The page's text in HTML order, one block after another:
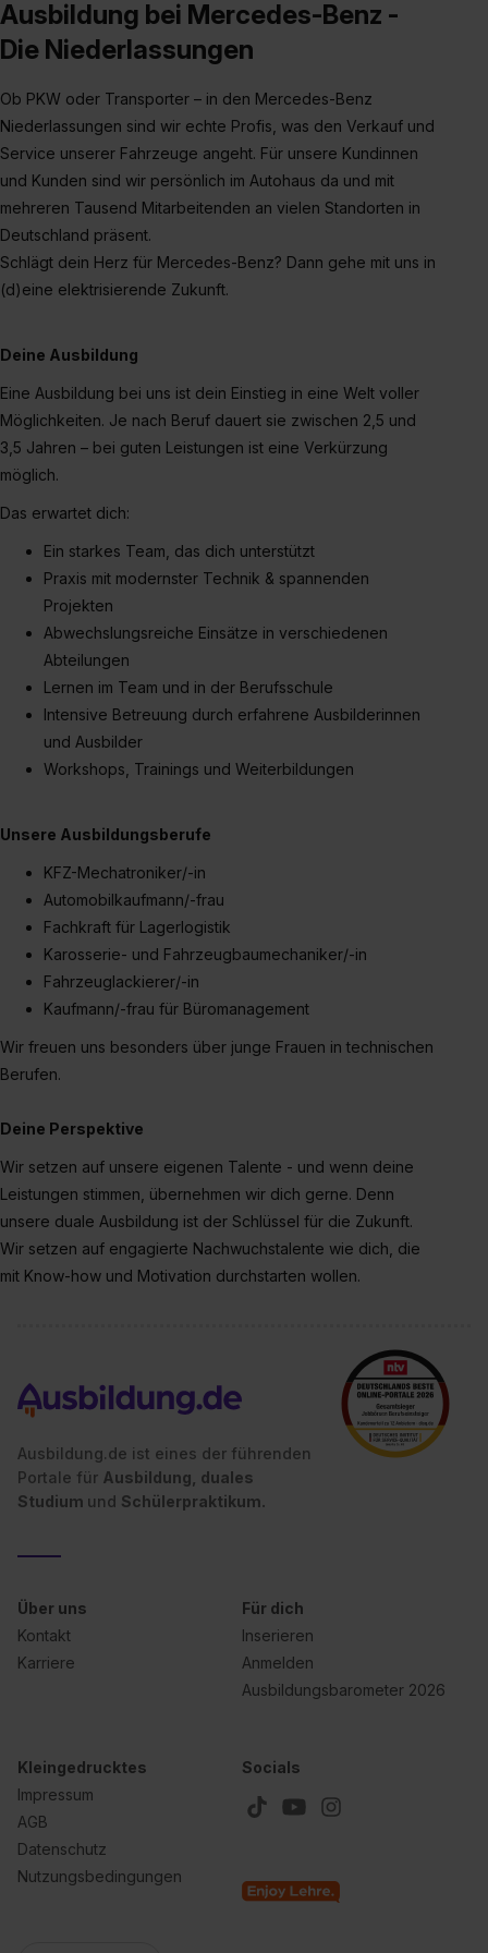
bestimmte Verwendungszwecke zulassen, triff deine
Auswahl über die Checkboxen und klick auf „Auswahl
erlauben“. Die Einwilligung zur Platzierung von Cookies
der Kategorien „Präferenzen“, „Statistiken“ und „Social
Media und Marketing“ umfasst hierbei die Einwilligung
zur Übermittlung deiner Daten in die USA (Art. 49 Abs. 1
S. 1 lit. a) DS-GVO). Die USA verfügen über kein
Wirkung für die Zukunft ganz oder teilweise über unsere
Datenschutzerklärung unter dem Punkt „Datenschutz-
Einstellungen“ widerrufen. Weitere Informationen zu den
zeigen“. Weitere Informationen:
Ausbildung bei Mercedes-Benz -
Die Niederlassungen
Ob PKW oder Transporter – in den Mercedes-Benz
Niederlassungen sind wir echte Profis, was den Verkauf und
Service unserer Fahrzeuge angeht. Für unsere Kundinnen
und Kunden sind wir persönlich im Autohaus da und mit
mehreren Tausend Mitarbeitenden an vielen Standorten in
Deutschland präsent.
Schlägt dein Herz für Mercedes-Benz? Dann gehe mit uns in
(d)eine elektrisierende Zukunft.
Deine Ausbildung
Eine Ausbildung bei uns ist dein Einstieg in eine Welt voller
Möglichkeiten. Je nach Beruf dauert sie zwischen 2,5 und
3,5 Jahren – bei guten Leistungen ist eine Verkürzung
möglich.
Das erwartet dich:
Ein starkes Team, das dich unterstützt
Praxis mit modernster Technik & spannenden
Projekten
Abwechslungsreiche Einsätze in verschiedenen
Abteilungen
Lernen im Team und in der Berufsschule
Intensive Betreuung durch erfahrene Ausbilderinnen
und Ausbilder
Workshops, Trainings und Weiterbildungen
Unsere Ausbildungsberufe
KFZ-Mechatroniker/-in
Automobilkaufmann/-frau
Fachkraft für Lagerlogistik
Karosserie- und Fahrzeugbaumechaniker/-in
Fahrzeuglackierer/-in
Kaufmann/-frau für Büromanagement
Wir freuen uns besonders über junge Frauen in technischen
Berufen.
Deine Perspektive
Wir setzen auf unsere eigenen Talente - und wenn deine
Leistungen stimmen, übernehmen wir dich gerne. Denn
unsere duale Ausbildung ist der Schlüssel für die Zukunft.
Wir setzen auf engagierte Nachwuchstalente wie dich, die
mit Know-how und Motivation durchstarten wollen.
Ausbildung.de ist eines der führenden
Portale für Ausbildung, duales
Studium und Schülerpraktikum.
Über uns
Kontakt
Karriere
Für dich
Inserieren
Anmelden
Ausbildungsbarometer 2026
Kleingedrucktes
Impressum
AGB
Datenschutz
Nutzungsbedingungen
Socials